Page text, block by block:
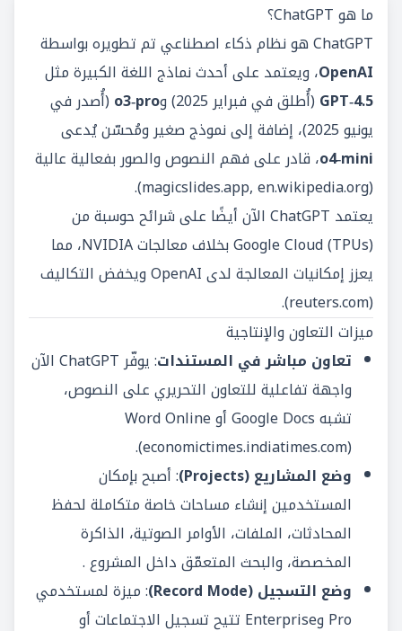
ما هو ChatGPT؟
ChatGPT هو نظام ذكاء اصطناعي تم تطويره بواسطة
OpenAI، ويعتمد على أحدث نماذج اللغة الكبيرة مثل
GPT‑4.5 (أُطلق في فبراير 2025) و o3‑pro (أُصدر في
يونيو 2025)، إضافة إلى نموذج صغير ومُحسّن يُدعى
o4‑mini، قادر على فهم النصوص والصور بفعالية عالية
(
magicslides.app,en.wikipedia.org
).
يعتمد ChatGPT الآن أيضًا على شرائح حوسبة من
Google Cloud (TPUs) بخلاف معالجات NVIDIA، مما
يعزز إمكانيات المعالجة لدى OpenAI ويخفض التكاليف
(
reuters.com
).
ميزات التعاون والإنتاجية
تعاون مباشر في المستندات
: يوفّر ChatGPT الآن
واجهة تفاعلية للتعاون التحريري على النصوص،
تشبه Google Docs أو Word Online
(economictimes.indiatimes.com).
وضع المشاريع (Projects)
: أصبح بإمكان
المستخدمين إنشاء مساحات خاصة متكاملة لحفظ
المحادثات، الملفات، الأوامر الصوتية، الذاكرة
المخصصة، والبحث المتعمّق داخل المشروع .
وضع التسجيل (Record Mode)
: ميزة لمستخدمي
Pro وEnterprise تتيح تسجيل الاجتماعات أو